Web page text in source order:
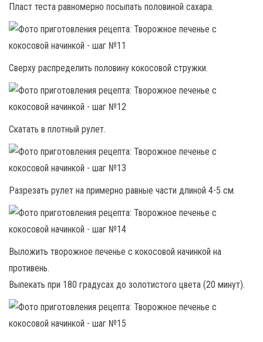
Пласт теста равномерно посыпать половиной сахара.
Сверху распределить половину кокосовой стружки.
Скатать в плотный рулет.
Разрезать рулет на примерно равные части длиной 4-5 см.
Выложить творожное печенье с кокосовой начинкой на
противень.
Выпекать при 180 градусах до золотистого цвета (20 минут).